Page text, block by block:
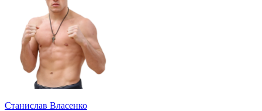
Станислав Власенко